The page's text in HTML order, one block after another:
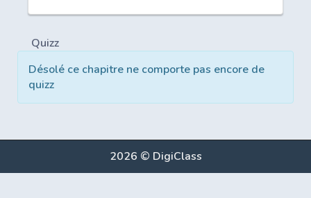
Quizz
Désolé ce chapitre ne comporte pas encore de
quizz
2026 © DigiClass